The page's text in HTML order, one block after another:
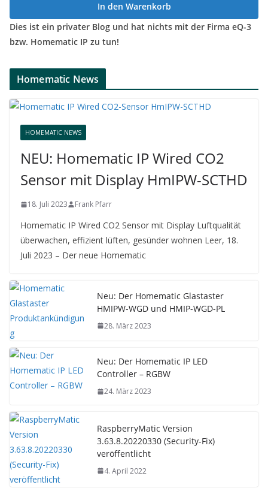
In den Warenkorb
Dies ist ein privater Blog und hat nichts mit der Firma eQ-3
bzw. Homematic IP zu tun!
Homematic News
HOMEMATIC NEWS
NEU: Homematic IP Wired CO2
Sensor mit Display HmIPW-SCTHD
18. Juli 2023 Frank Pfarr
Homematic IP Wired CO2 Sensor mit Display Luftqualität
überwachen, effizient lüften, gesünder wohnen Leer, 18.
Juli 2023 – Der neue Homematic
Neu: Der Homematic Glastaster
HMIPW-WGD und HMIP-WGD-PL
28. März 2023
Neu: Der Homematic IP LED
Controller – RGBW
24. März 2023
RaspberryMatic Version
3.63.8.20220330 (Security-Fix)
veröffentlicht
4. April 2022